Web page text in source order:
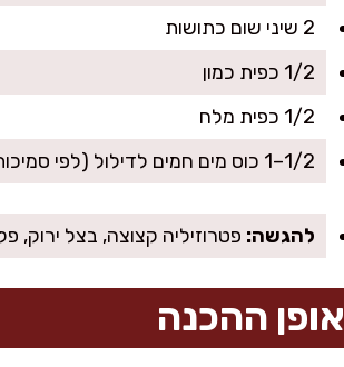
2 שיני שום כתושות
1/2 כפית כמון
1/2 כפית מלח
1/2–1 כוס מים חמים לדילול (לפי סמיכות)
להגשה: פטרוזיליה קצוצה, בצל ירוק,
אופן ההכנה